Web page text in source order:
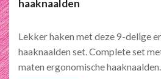
haaknaalden
Lekker haken met deze 9-delige
haaknaalden set. Complete set
maten ergonomische